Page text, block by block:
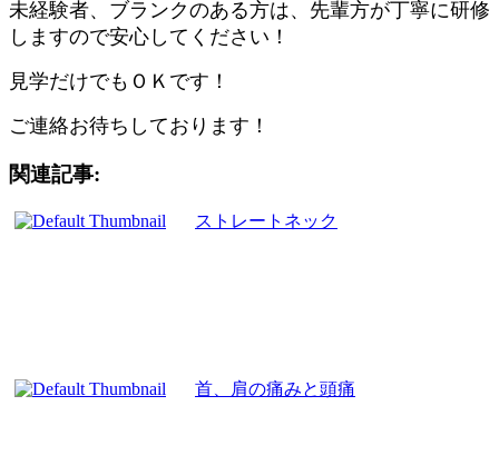
未経験者、ブランクのある方は、先輩方が丁寧に研修
しますので安心してください！
見学だけでもＯＫです！
ご連絡お待ちしております！
関連記事:
ストレートネック
首、肩の痛みと頭痛